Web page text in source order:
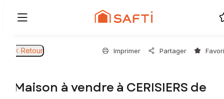
Retour Imprimer Partager
Maison à vendre à CERISIERS de